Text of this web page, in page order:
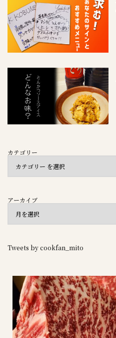
カテゴリー
アーカイブ
Tweets by cookfan_mito